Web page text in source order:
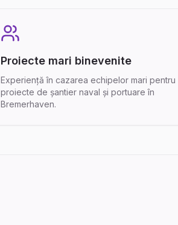
Proiecte mari binevenite
Experiență în cazarea echipelor mari pentru
proiecte de șantier naval și portuare în
Bremerhaven.